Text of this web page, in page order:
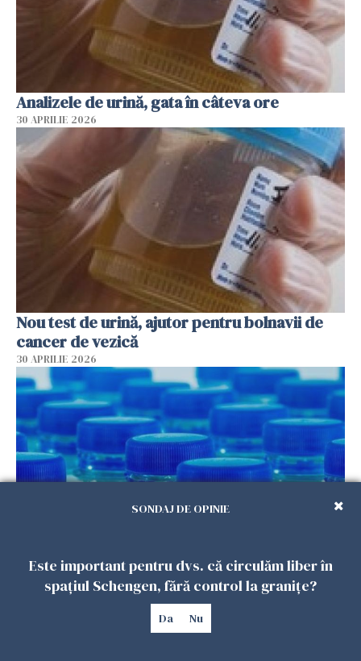
Analizele de urină, gata în câteva ore
30 APRILIE 2026
Nou test de urină, ajutor pentru bolnavii de
cancer de vezică
30 APRILIE 2026
Nașteri premature și decese de nou-născuți
din cauza ftalaților din plastic
29 APRILIE 2026
SONDAJ DE OPINIE
Este important pentru dvs. că circulăm liber în
spațiul Schengen, fără control la granițe?
Da Nu